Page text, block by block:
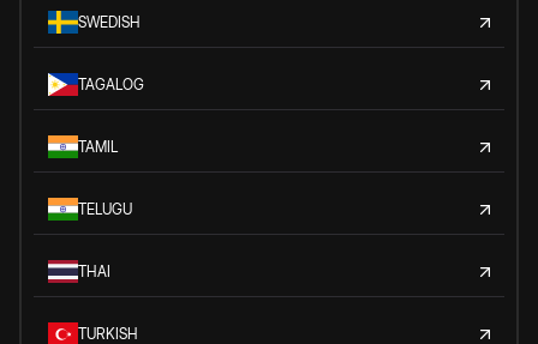
SWEDISH
TAGALOG
TAMIL
TELUGU
THAI
TURKISH